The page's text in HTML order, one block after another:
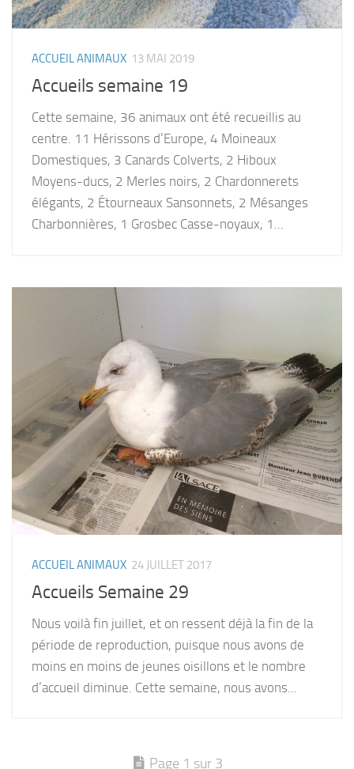
ACCUEIL ANIMAUX 13 MAI 2019
Accueils semaine 19
Cette semaine, 36 animaux ont été recueillis au
centre. 11 Hérissons d’Europe, 4 Moineaux
Domestiques, 3 Canards Colverts, 2 Hiboux
Moyens-ducs, 2 Merles noirs, 2 Chardonnerets
élégants, 2 Étourneaux Sansonnets, 2 Mésanges
Charbonnières, 1 Grosbec Casse-noyaux, 1...
ACCUEIL ANIMAUX 24 JUILLET 2017
Accueils Semaine 29
Nous voilà fin juillet, et on ressent déjà la fin de la
période de reproduction, puisque nous avons de
moins en moins de jeunes oisillons et le nombre
d’accueil diminue. Cette semaine, nous avons...
Page 1 sur 3